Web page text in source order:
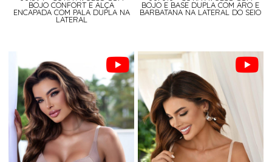
BOJO CONFORT E ALÇA
ENCAPADA COM PALA DUPLA NA
LATERAL
BOJO E BASE DUPLA COM ARO E
BARBATANA NA LATERAL DO SEIO